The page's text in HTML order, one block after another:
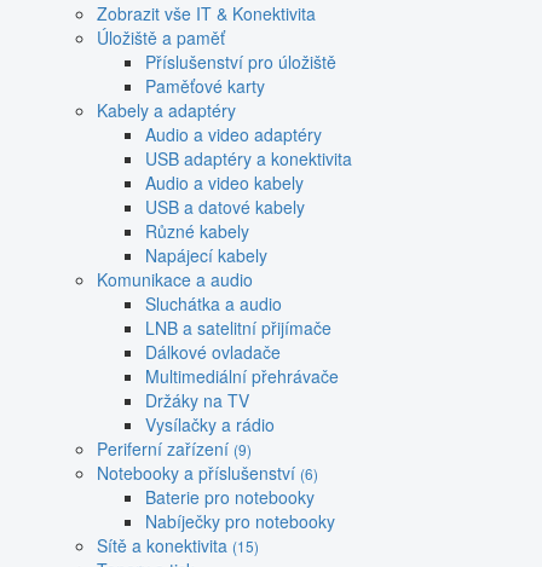
Zobrazit vše IT & Konektivita
Úložiště a paměť
Příslušenství pro úložiště
Paměťové karty
Kabely a adaptéry
Audio a video adaptéry
USB adaptéry a konektivita
Audio a video kabely
USB a datové kabely
Různé kabely
Napájecí kabely
Komunikace a audio
Sluchátka a audio
LNB a satelitní přijímače
Dálkové ovladače
Multimediální přehrávače
Držáky na TV
Vysílačky a rádio
Periferní zařízení (9)
Notebooky a příslušenství (6)
Baterie pro notebooky
Nabíječky pro notebooky
Sítě a konektivita (15)